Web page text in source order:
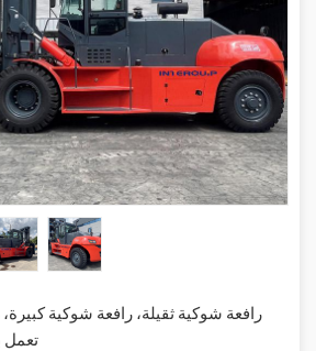
رافعة شوكية ثقيلة، رافعة شوكية
تعمل